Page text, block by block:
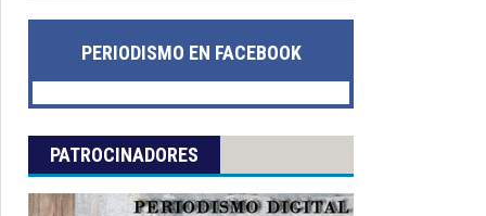
PERIODISMO EN FACEBOOK
PATROCINADORES